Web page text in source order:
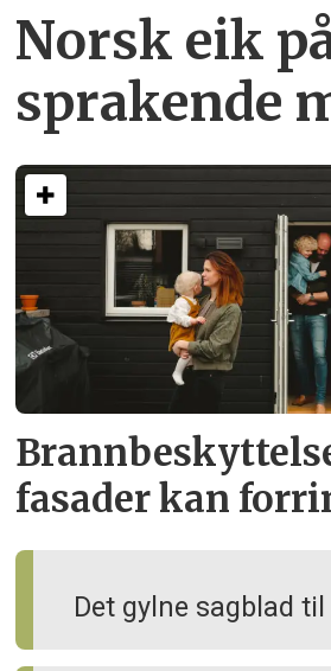
Norsk eik
sprakende
fasader kan
Det gylne sagblad